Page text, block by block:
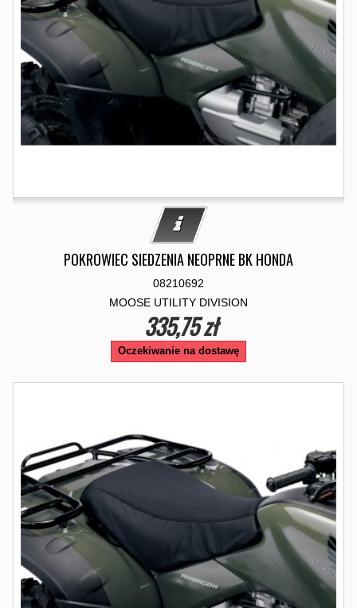
POKROWIEC SIEDZENIA NEOPRNE BK HONDA
08210692
MOOSE UTILITY DIVISION
335,75 zł
Oczekiwanie na dostawę